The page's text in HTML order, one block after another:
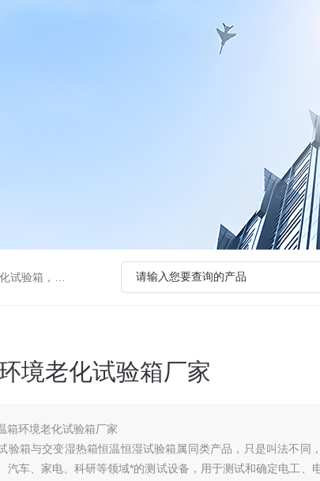
境试验箱
境老化试验箱厂家
箱环境老化试验箱厂家
验箱与交变湿热箱恒温恒湿试验箱属同类产品，只是叫法不同
汽车、家电、科研等领域*的测试设备，用于测试和确定电工、